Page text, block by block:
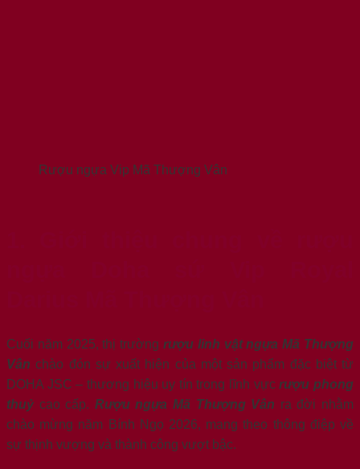
Rượu ngựa Vip Mã Thượng Vân
Cuối năm 2025, thị trường rượu linh vật ngựa Mã Thượng
Vân chào đón sự xuất hiện của một sản phẩm đặc biệt từ
DOHA JSC – thương hiệu uy tín trong lĩnh vựcrượu phong
thuỷ cao cấp. Rượu ngựa Mã Thượng Vân ra đời nhằm
chào mừng năm Bính Ngọ 2026, mang theo thông điệp về
sự thịnh vượng và thành công vượt bậc.